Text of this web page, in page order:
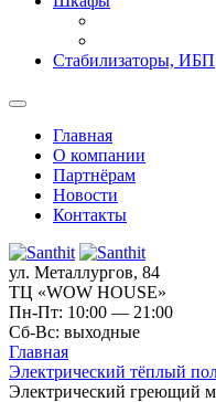
Стабилизаторы, ИБП
Главная
О компании
Партнёрам
Новости
Контакты
ул. Металлургов, 84
ТЦ «WOW HOUSE»
Пн-Пт: 10:00 — 21:00
Сб-Вс: выходные
Главная
Электрический тёплый
Электрический греющий